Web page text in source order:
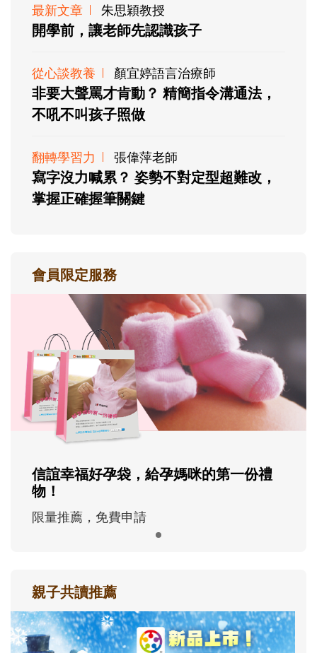
最新文章 朱思穎教授
開學前，讓老師先認識孩子
從心談教養 顏宜婷語言治療師
非要大聲罵才肯動？ 精簡指令溝通法，
不吼不叫孩子照做
翻轉學習力 張偉萍老師
寫字沒力喊累？ 姿勢不對定型超難改，
掌握正確握筆關鍵
會員限定服務
信誼幸福好孕袋，給孕媽咪的第一份禮
物！
限量推薦，免費申請
親子共讀推薦